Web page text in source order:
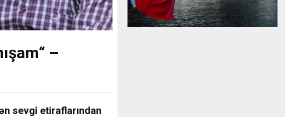
–
sevgi etiraflarından